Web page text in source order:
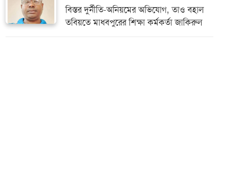
বিস্তর দুর্নীতি-অনিয়মের অভিযোগ, তাও বহাল
তবিয়তে মাধবপুরের শিক্ষা কর্মকর্তা জাকিরুল